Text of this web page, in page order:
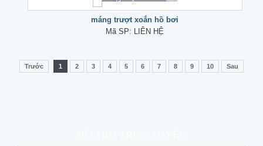
máng trượt xoắn hồ bơi
Mã SP: LIÊN HỆ
Trước 1 2 3 4 5 6 7 8 9 10 Sau